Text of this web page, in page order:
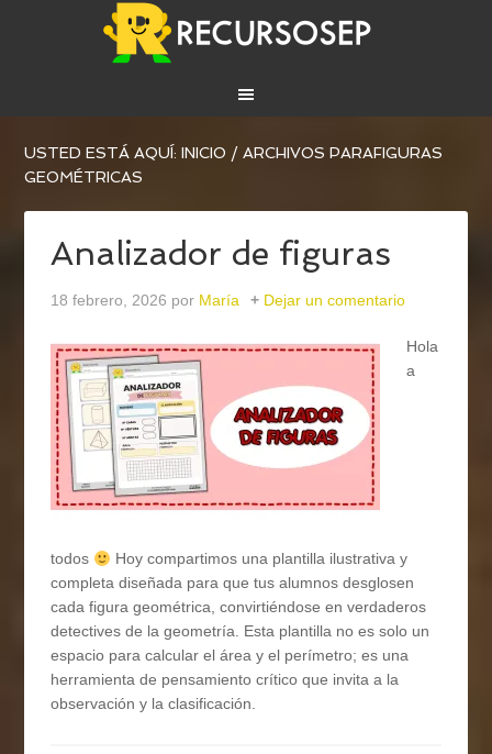
USTED ESTÁ AQUÍ:INICIO / ARCHIVOS PARAFIGURAS
GEOMÉTRICAS
Analizador de figuras
18 febrero, 2026 por María Dejar un comentario
Hola
a
todos
Hoy compartimos una plantilla ilustrativa y
completa diseñada para que tus alumnos desglosen
cada figura geométrica, convirtiéndose en verdaderos
detectives de la geometría. Esta plantilla no es solo un
espacio para calcular el área y el perímetro; es una
herramienta de pensamiento crítico que invita a la
observación y la clasificación.